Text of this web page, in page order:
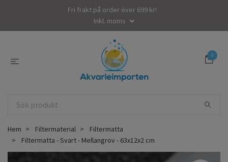
Fri frakt på order över 699 kr!
Inkl. moms
0
Hem Filtermaterial
Filtermatta
Filtermatta - Svart - Mellangrov - 63x12x2 cm